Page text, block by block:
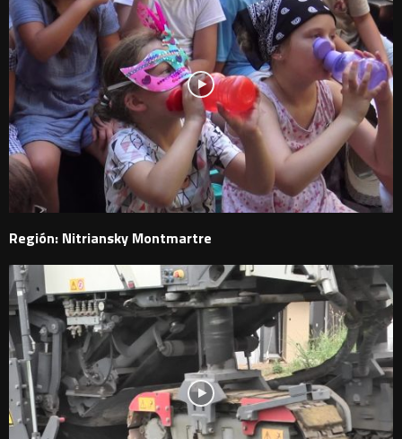
Región: Nitriansky Montmartre